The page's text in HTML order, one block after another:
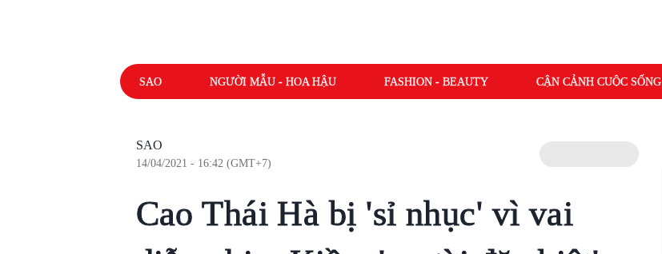
SAO NGƯỜI MẪU - HOA HẬU FASHION - BEAUTY CẬN CẢNH CUỘC SỐNG
SAO
14/04/2021 - 16:42 (GMT+7)
Cao Thái Hà bị 'sỉ nhục' vì vai